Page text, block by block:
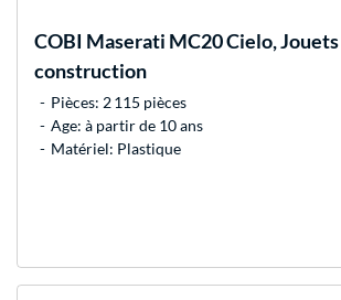
COBI Maserati MC20 Cielo, Jouets
construction
Pièces: 2 115 pièces
Age: à partir de 10 ans
Matériel: Plastique